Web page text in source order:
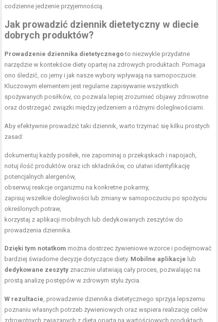
codzienne jedzenie przyjemnością.
Jak prowadzić dziennik dietetyczny w diecie
dobrych produktów?
Prowadzenie dziennika dietetycznegoto niezwykle przydatne
narzędzie w kontekście diety opartej na zdrowych produktach. Pomaga
ono śledzić, co jemy i jak nasze wybory wpływają na samopoczucie.
Kluczowym elementem jest regularne zapisywanie wszystkich
spożywanych posiłków, co pozwala lepiej zrozumieć objawy zdrowotne
oraz dostrzegać związki między jedzeniem a różnymi dolegliwościami.
Aby efektywnie prowadzić taki dziennik, warto trzymać się kilku prostych
zasad:
dokumentuj każdy posiłek, nie zapominaj o przekąskach i napojach,
notuj ilość produktów oraz ich składników, co ułatwi identyfikację
potencjalnych alergenów,
obserwuj reakcje organizmu na konkretne pokarmy,
zapisuj wszelkie dolegliwości lub zmiany w samopoczuciu po spożyciu
określonych potraw,
korzystaj z aplikacji mobilnych lub dedykowanych zeszytów do
prowadzenia dziennika.
Dzięki tym notatkom można dostrzec żywieniowe wzorce i podejmować
bardziej świadome decyzje dotyczące diety. Mobilne aplikacje lub
dedykowane zeszyty znacznie ułatwiają cały proces, pozwalając na
prostą analizę postępów w zdrowym stylu życia.
W rezultacie, prowadzenie dziennika dietetycznego sprzyja lepszemu
poznaniu własnych potrzeb żywieniowych oraz wspiera realizację celów
zdrowotnych związanych z dietą opartą na wartościowych produktach.